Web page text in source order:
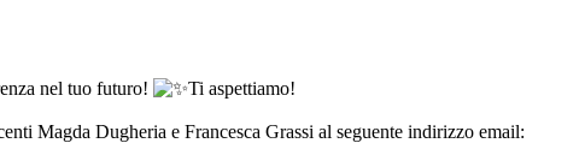
nel tuo futuro!
Ti aspettiamo!
Magda Dugheria e Francesca Grassi al seguente indirizzo email: